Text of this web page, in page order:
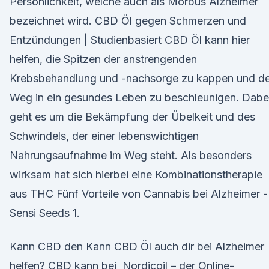
bezeichnet wird. CBD Öl gegen Schmerzen und
Entzündungen | Studienbasiert CBD Öl kann hier
helfen, die Spitzen der anstrengenden
Krebsbehandlung und -nachsorge zu kappen und
Weg in ein gesundes Leben zu beschleunigen.
geht es um die Bekämpfung der Übelkeit und des
Schwindels, der einer lebenswichtigen
Nahrungsaufnahme im Weg steht. Als besonders
wirksam hat sich hierbei eine Kombinationstherapie
aus THC Fünf Vorteile von Cannabis bei Alzheimer -
Sensi Seeds 1.
Kann CBD den Kann CBD Öl auch dir bei Alzheimer
helfen? CBD kann bei Nordicoil – der Online-